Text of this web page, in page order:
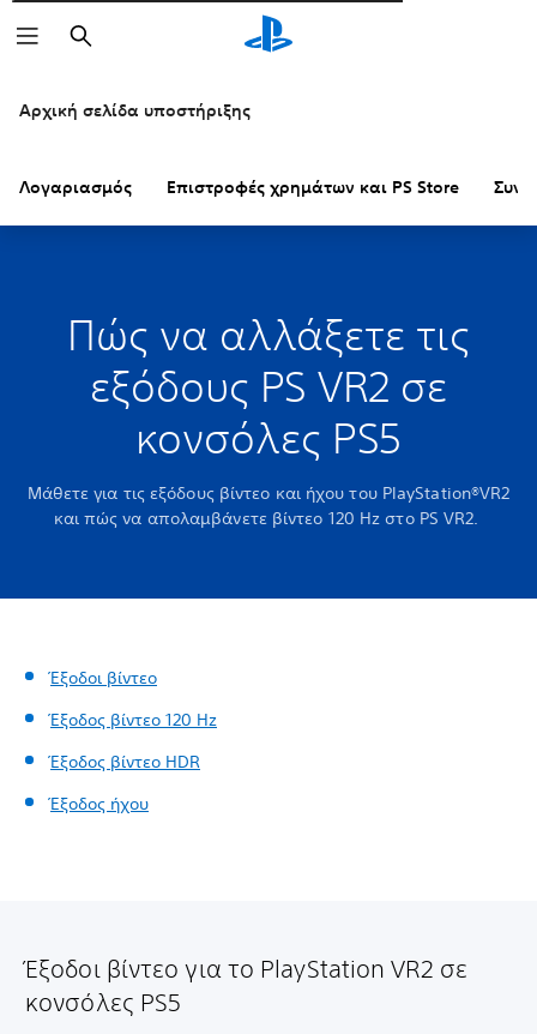
Αναζήτηση
Αρχική σελίδα υποστήριξης
Λογαριασμός Επιστροφές χρημάτων και PS Store
Πώς να αλλάξετε τις
εξόδους PS VR2 σε
κονσόλες PS5
Μάθετε για τις εξόδους βίντεο και ήχου του PlayStation®VR2
και πώς να απολαμβάνετε βίντεο 120 Hz στο PS VR2.
Έξοδοι βίντεο
Έξοδος βίντεο 120 Hz
Έξοδος βίντεο HDR
Έξοδος ήχου
Έξοδοι βίντεο για το PlayStation VR2 σε
κονσόλες PS5